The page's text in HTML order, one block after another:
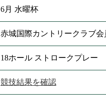
6月 水曜杯
赤城国際カントリークラブ
18ホール ストロークプレー
競技結果を確認